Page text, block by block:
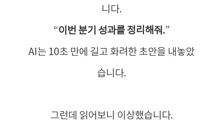
니다.
“이번 분기 성과를 정리해줘.”
AI는 10초 만에 길고 화려한 초안을 내놓았
습니다.
그런데 읽어보니 이상했습니다.